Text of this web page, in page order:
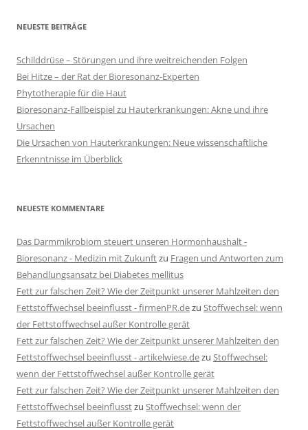
NEUESTE BEITRÄGE
Schilddrüse – Störungen und ihre weitreichenden Folgen
Bei Hitze – der Rat der Bioresonanz-Experten
Phytotherapie für die Haut
Bioresonanz-Fallbeispiel zu Hauterkrankungen: Akne und ihre
Ursachen
Die Ursachen von Hauterkrankungen: Neue wissenschaftliche
Erkenntnisse im Überblick
NEUESTE KOMMENTARE
Das Darmmikrobiom steuert unseren Hormonhaushalt -
Bioresonanz - Medizin mit Zukunftzu Fragen und Antworten zum
Behandlungsansatz bei Diabetes mellitus
Fett zur falschen Zeit? Wie der Zeitpunkt unserer Mahlzeiten den
Fettstoffwechsel beeinflusst - firmenPR.dezu Stoffwechsel: wenn
der Fettstoffwechsel außer Kontrolle gerät
Fett zur falschen Zeit? Wie der Zeitpunkt unserer Mahlzeiten den
Fettstoffwechsel beeinflusst - artikelwiese.dezu Stoffwechsel:
wenn der Fettstoffwechsel außer Kontrolle gerät
Fett zur falschen Zeit? Wie der Zeitpunkt unserer Mahlzeiten den
Fettstoffwechsel beeinflusstzu Stoffwechsel: wenn der
Fettstoffwechsel außer Kontrolle gerät